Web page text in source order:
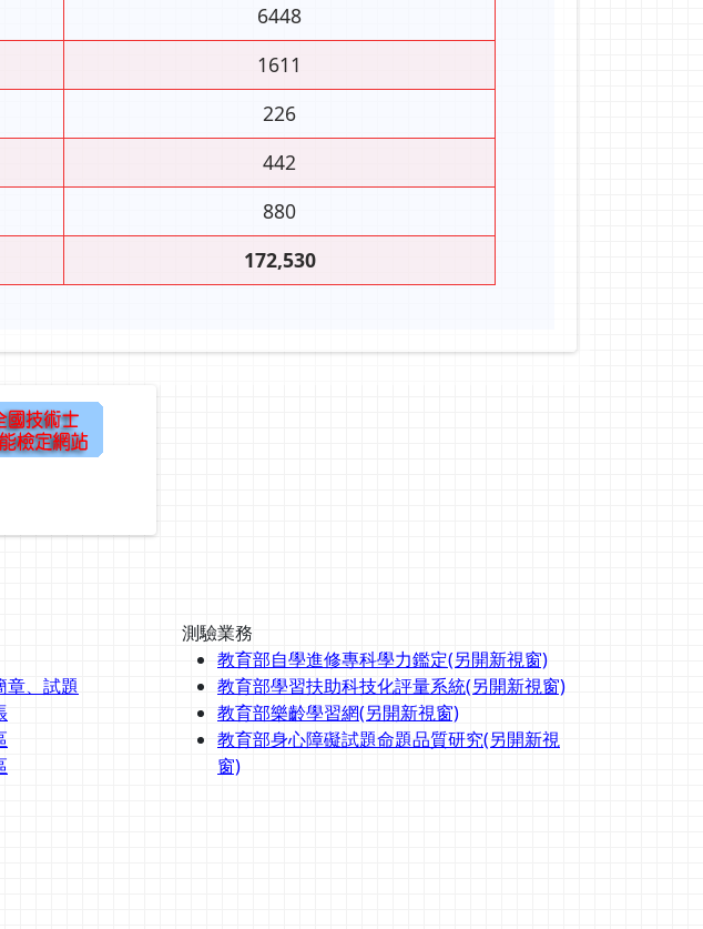
6448
1611
226
442
880
172,530
章、試題
測驗業務
教育部自學進修專科學力鑑定(另開新視窗)
教育部學習扶助科技化評量系統(另開新視窗)
教育部樂齡學習網(另開新視窗)
教育部身心障礙試題命題品質研究(另開新視
窗)